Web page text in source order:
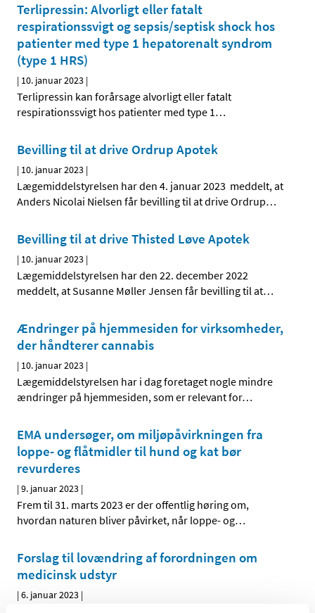
Terlipressin: Alvorligt eller fatalt
respirationssvigt og sepsis/septisk shock hos
patienter med type 1 hepatorenalt syndrom
(type 1 HRS)
| 10. januar 2023 |
Terlipressin kan forårsage alvorligt eller fatalt
respirationssvigt hos patienter med type 1…
Bevilling til at drive Ordrup Apotek
| 10. januar 2023 |
Lægemiddelstyrelsen har den 4. januar 2023 meddelt, at
Anders Nicolai Nielsen får bevilling til at drive Ordrup…
Bevilling til at drive Thisted Løve Apotek
| 10. januar 2023 |
Lægemiddelstyrelsen har den 22. december 2022
meddelt, at Susanne Møller Jensen får bevilling til at…
Ændringer på hjemmesiden for virksomheder,
der håndterer cannabis
| 10. januar 2023 |
Lægemiddelstyrelsen har i dag foretaget nogle mindre
ændringer på hjemmesiden, som er relevant for…
EMA undersøger, om miljøpåvirkningen fra
loppe- og flåtmidler til hund og kat bør
revurderes
|9. januar 2023 |
Frem til 31. marts 2023 er der offentlig høring om,
hvordan naturen bliver påvirket, når loppe- og…
Forslag til lovændring af forordningen om
medicinsk udstyr
|6. januar 2023 |